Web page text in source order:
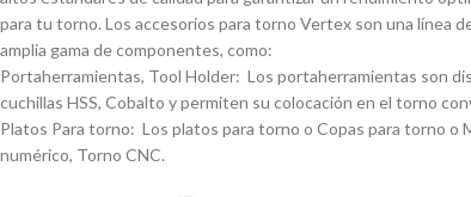
para tu torno. Los accesorios para torno Vertex son una lí­nea
amplia gama de componentes, como:
Portaherramientas, Tool Holder: Los portaherramientas son
cuchillas HSS, Cobalto y permiten su colocación en el torno
Platos Para torno: Los platos para torno o Copas para torno
numérico, Torno CNC.